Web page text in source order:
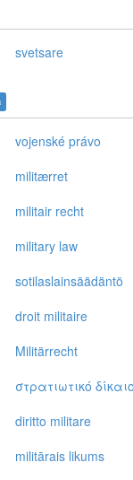
svetsare
vojenské právo
militærret
militair recht
military law
sotilaslainsäädäntö
droit militaire
Militärrecht
στρατιωτικό δίκαιo
diritto militare
militārais likums